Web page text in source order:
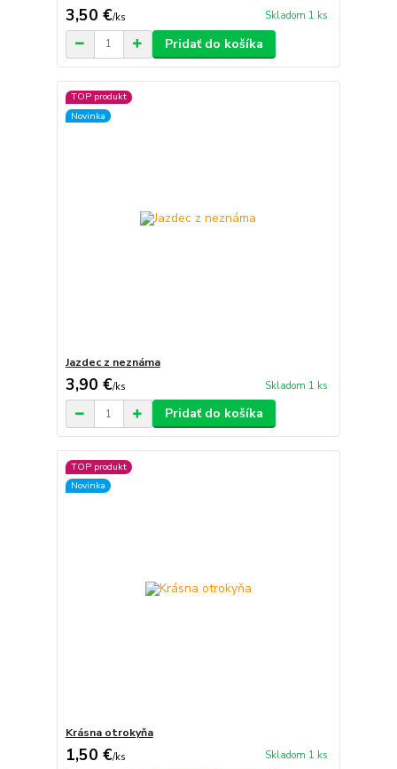
3,50 €/ks Skladom 1 ks
Pridať do košíka
TOP produkt
Novinka
Jazdec z neznáma
3,90 €/ks Skladom 1 ks
Pridať do košíka
TOP produkt
Novinka
Krásna otrokyňa
1,50 €/ks Skladom 1 ks